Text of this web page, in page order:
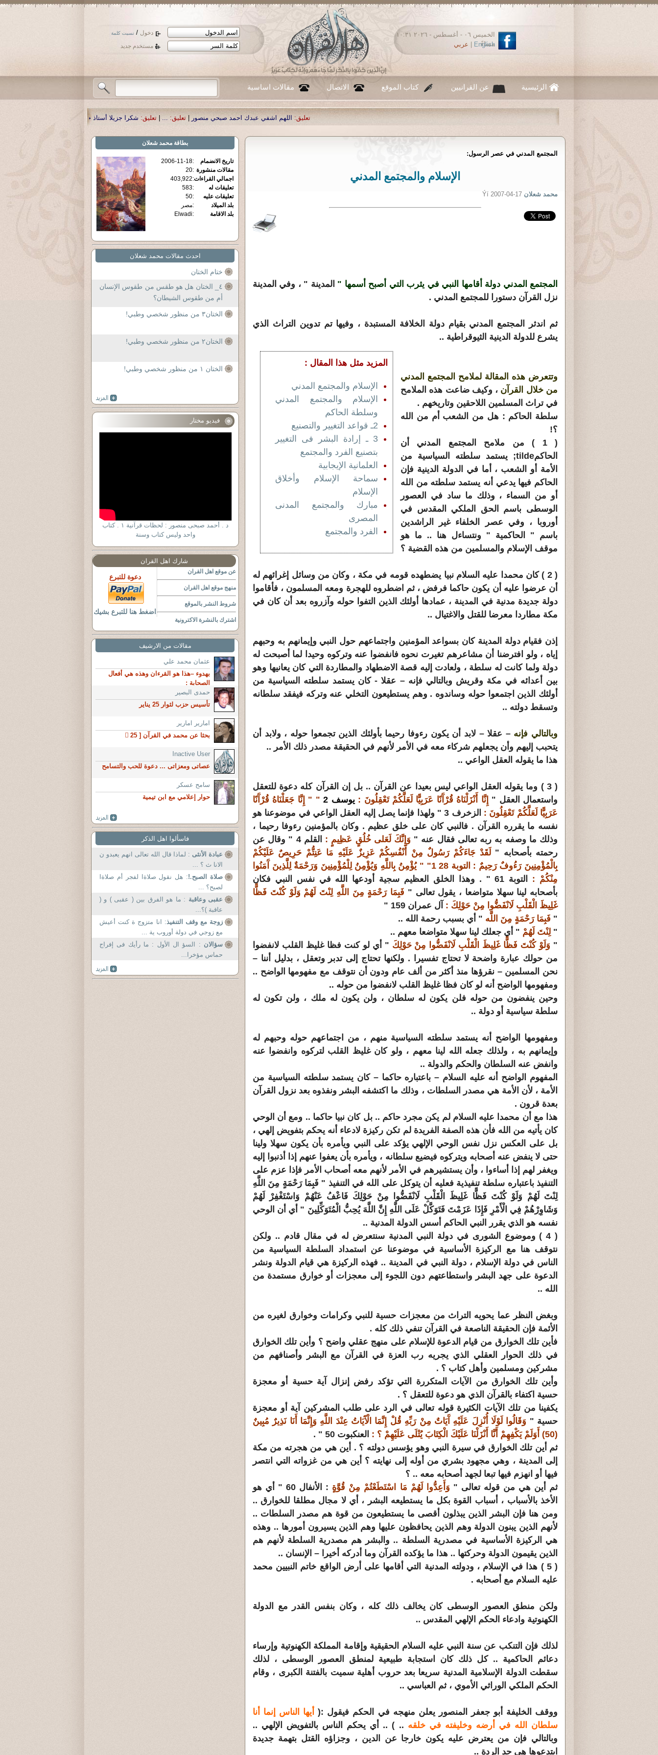
دخول / نسيت كلمة
مستخدم جديد
الخميس ٠٦ - أغسطس - ٢٠٢٦ ١٠:٣١
مساءً
English عربي
الرئيسية عن القرانيين كتاب الموقع الاتصال مقالات اساسية
اللهم اشفي عبدك احمد صبحي منصور|تعليق: ... تعليق: شكرا جزيلا أستاذ حمد الحمد .أكرمكم الله .|تعليق:
المجتمع المدني في عصر الرسول:
الإسلام والمجتمع المدني
محمد شعلان Ýí 2007-04-17
المجتمع المدني دولة أقامها النبي في يثرب التي أصبح أسمها " المدينة " ، وفي المدينة
نزل القرآن دستورا للمجتمع المدني .
ثم اندثر المجتمع المدني بقيام دولة الخلافة المستبدة ، وفيها تم تدوين التراث الذي
يشرع للدولة الدينية الثيوقراطية ..
المزيد مثل هذا المقال :
الإسلام والمجتمع المدني
الإسلام والمجتمع المدني
وسلطة الحاكم
2ـ قواعد التغيير والتصنيع
3 ـ إرادة البشر فى التغيير
بتصنيع الفرد والمجتمع
العلمانية الإيجابية
سماحة الإسلام وأخلاق
الإسلام
مبارك والمجتمع المدنى
المصرى
الفرد والمجتمع
وتتعرض هذه المقالة لملامح المجتمع المدني
من خلال القرآن ، وكيف ضاعت هذه الملامح
في تراث المسلمين اللاحقين وتاريخهم .
سلطة الحاكم : هل من الشعب أم من الله
؟!
( 1 ) من ملامح المجتمع المدني أن
الحاكمtilde; يستمد سلطته السياسية من
الأمة أو الشعب ، أما في الدولة الدينية فإن
الحاكم فيها يدعي أنه يستمد سلطته من الله
أو من السماء ، وذلك ما ساد في العصور
الوسطى باسم الحق الملكي المقدس في
أوروبا ، وفي عصر الخلفاء غير الراشدين
باسم " الحاكمية " ونتساءل هنا .. ما هو
موقف الإسلام والمسلمين من هذه القضية ؟
( 2 ) كان محمدا عليه السلام نبيا يضطهده قومه في مكة ، وكان من وسائل إغرائهم له
أن عرضوا عليه أن يكون حاكما فرفض ، ثم اضطروه للهجرة ومعه المسلمون ، فأقاموا
دولة جديدة مدنية في المدينة ، عمادها أولئك الذين التفوا حوله وآزروه بعد أن كان في
مكة مطاردا معرضا للقتل والاغتيال ..
إذن فقيام دولة المدينة كان بسواعد المؤمنين واجتماعهم حول النبي وإيمانهم به وحبهم
إياه ، ولو افترضنا أن مشاعرهم تغيرت نحوه فانفضوا عنه وتركوه وحيدا لما أصبحت له
دولة ولما كانت له سلطة ، ولعادت إليه قصة الاضطهاد والمطاردة التي كان يعانيها وهو
بين أعدائه في مكة وقريش وبالتالي فإنه – عقلا - كان يستمد سلطته السياسية من
أولئك الذين اجتمعوا حوله وساندوه . وهم يستطيعون التخلي عنه وتركه فيفقد سلطانه
وتسقط دولته ..
وبالتالي فإنه – عقلا – لابد أن يكون رءوفا رحيما بأولئك الذين تجمعوا حوله ، ولابد أن
يتحبب إليهم وأن يجعلهم شركاء معه في الأمر لأنهم في الحقيقة مصدر ذلك الأمر ..
هذا ما يقوله العقل الواعي ..
( 3 ) وما يقوله العقل الواعي ليس بعيدا عن القرآن .. بل إن القرآن كله دعوة للتعقل
واستعمال العقل " إِنَّا أَنْزَلْنَاهُ قُرْآَنًا عَرَبِيًّا لَعَلَّكُمْ تَعْقِلُونَ :يوسف 2
" " إِنَّا جَعَلْنَاهُ قُرْآَنًا
عَرَبِيًّا لَعَلَّكُمْ تَعْقِلُونَ :
الزخرف 3 " ولهذا فإنما يصل إليه العقل الواعي في موضوعنا هو
نفسه ما يقرره القرآن . فالنبي كان على خلق عظيم . وكان بالمؤمنين رءوفا رحيما ،
وذلك ما وصفه به ربه تعالى فقال عنه " وَإِنَّكَ لَعَلى خُلُقٍ عَظِيمٍ :
القلم 4 " وقال عن
رحمته بأصحابه " لَقَدْ جَاءَكُمْ رَسُولٌ مِنْ أَنْفُسِكُمْ عَزِيزٌ عَلَيْهِ مَا عَنِتُّمْ حَرِيصٌ عَلَيْكُمْ
بِالْمُؤْمِنِينَ رَءُوفٌ رَحِيمٌ : التوبة 28 1" " يُؤْمِنُ بِاللَّهِ وَيُؤْمِنُ لِلْمُؤْمِنِينَ وَرَحْمَةٌ لِلَّذِينَ آَمَنُوا
مِنْكُمْ :
التوبة 61 " . وهذا الخلق العظيم سجية أودعها الله في نفس النبي فكان
بأصحابه لينا سهلا متواضعا ، يقول تعالى " فَبِمَا رَحْمَةٍ مِنَ اللَّهِ لِنْتَ لَهُمْ وَلَوْ كُنْتَ فَظًّا
غَلِيظَ الْقَلْبِ لَانْفَضُّوا مِنْ حَوْلِكَ : آل عمران 159 "
" فَبِمَا رَحْمَةٍ مِنَ اللَّه " أي بسبب رحمة الله ..
" لِنْتَ لَهُمْ " أي جعلك لينا سهلا متواضعا معهم ..
" وَلَوْ كُنْتَ فَظًّا غَلِيظَ الْقَلْبِ لَانْفَضُّوا مِنْ حَوْلِكَ " أي لو كنت فظا غليظ القلب لانفضوا
من حولك عبارة واضحة لا تحتاج تفسيرا . ولكنها تحتاج إلى تدبر وتعقل ، بدليل أننا –
نحن المسلمين – نقرؤها منذ أكثر من ألف عام ودون أن نتوقف مع مفهومها الواضح ..
ومفهومها الواضح أنه لو كان فظا غليظ القلب لانفضوا من حوله ..
وحين ينفضون من حوله فلن يكون له سلطان ، ولن يكون له ملك ، ولن تكون له
سلطة سياسية أو دولة ..
ومفهومها الواضح أنه يستمد سلطته السياسية منهم ، من اجتماعهم حوله وحبهم له
وإيمانهم به ، ولذلك جعله الله لينا معهم ، ولو كان غليظ القلب لتركوه وانفضوا عنه
وانفض عنه السلطان والحكم والدولة ..
المفهوم الواضح أنه عليه السلام – باعتباره حاكما – كان يستمد سلطته السياسية من
الأمة ، لأن الأمة هي مصدر السلطات ، وذلك ما اكتشفه البشر ونفذوه بعد نزول القرآن
بعدة قرون .
هذا مع أن محمدا عليه السلام لم يكن مجرد حاكم .. بل كان نبيا حاكما .. ومع أن الوحي
كان يأتيه من الله فأن هذه الصفة الفريدة لم تكن ركيزة لادعاء أنه يحكم بتفويض إلهي ،
بل على العكس نزل نفس الوحي الإلهي يؤكد على النبي ويأمره بأن يكون سهلا ولينا
حتى لا ينفض عنه أصحابه ويتركوه فيضيع سلطانه ، ويأمره بأن يعفوا عنهم إذا أذنبوا إليه
ويغفر لهم إذا أساءوا ، وأن يستشيرهم في الأمر لأنهم معه أصحاب الأمر فإذا عزم على
التنفيذ باعتباره سلطة تنفيذية فعليه أن يتوكل على الله في التنفيذ " فَبِمَا رَحْمَةٍ مِنَ اللَّهِ
لِنْتَ لَهُمْ وَلَوْ كُنْتَ فَظًّا غَلِيظَ الْقَلْبِ لَانْفَضُّوا مِنْ حَوْلِكَ فَاعْفُ عَنْهُمْ وَاسْتَغْفِرْ لَهُمْ
وَشَاوِرْهُمْ فِي الْأَمْرِ فَإِذَا عَزَمْتَ فَتَوَكَّلْ عَلَى اللَّهِ إِنَّ اللَّهَ يُحِبُّ الْمُتَوَكِّلِينَ " أي أن الوحي
نفسه هو الذي يقرر النبي الحاكم أسس الدولة المدنية ..
( 4 ) وموضوع الشورى في دولة النبي المدنية سنتعرض له في مقال قادم .. ولكن
نتوقف هنا مع الركيزة الأساسية في موضوعنا عن استمداد السلطة السياسية من
الناس في دولة الإسلام ، دولة النبي في المدينة .. فهذه الركيزة هي قيام الدولة ونشر
الدعوة على جهد البشر واستطاعتهم دون اللجوء إلى معجزات أو خوارق مستمدة من
الله ..
وبغض النظر عما يحويه التراث من معجزات حسية للنبي وكرامات وخوارق لغيره من
الأئمة فإن الحقيقة الناصعة في القرآن تنفي ذلك كله .
فأين تلك الخوارق من قيام الدعوة للإسلام على منهج عقلي واضح ؟ وأين تلك الخوارق
في ذلك الحوار العقلي الذي يجريه رب العزة في القرآن مع البشر وأصنافهم من
مشركين ومسلمين وأهل كتاب ؟ .
وأين تلك الخوارق من الآيات المتكررة التي تؤكد رفض إنزال آية حسية أو معجزة
حسية اكتفاء بالقرآن الذي هو دعوة للتعقل ؟ .
يكفينا من تلك الآيات الكثيرة قوله تعالى في الرد على طلب المشركين آية أو معجزة
حسية " وَقَالُوا لَوْلَا أُنْزِلَ عَلَيْهِ آَيَاتٌ مِنْ رَبِّهِ قُلْ إِنَّمَا الْآَيَاتُ عِنْدَ اللَّهِ وَإِنَّمَا أَنَا نَذِيرٌ مُبِينٌ
(50) أَوَلَمْ يَكْفِهِمْ أَنَّا أَنْزَلْنَا عَلَيْكَ الْكِتَابَ يُتْلَى عَلَيْهِمْ ؟ :
العنكبوت 50 " .
ثم أين تلك الخوارق في سيرة النبي وهو يؤسس دولته ؟ . أين هي من هجرته من مكة
إلى المدينة ، وهي مجهود بشري من أوله إلى نهايته ؟ أين هي من غزواته التي انتصر
فيها أو انهزم فيها تبعا لجهد أصحابه معه .. ؟
ثم أين هي من قوله تعالى " وَأَعِدُّوا لَهُمْ مَا اسْتَطَعْتُمْ مِنْ قُوَّةٍ
: الأنفال 60 " أي هو
الأخذ بالأسباب ، أسباب القوة بكل ما يستطيعه البشر ، أي لا مجال مطلقا للخوارق ..
ومن هنا فإن البشر الذين يبذلون أقصى ما يستطيعون من قوة هم مصدر السلطات ..
لأنهم الذين يبنون الدولة وهم الذين يحافظون عليها وهم الذين يسيرون أمورها .. وهذه
هي الركيزة الأساسية في مصدرية السلطة .. والبشر هم مصدرية السلطة لأنهم هم
الذين يقيمون الدولة وحركتها .. هذا ما يؤكده القرآن وما أدركه أخيرا – الإنسان ..
( 5 ) هذا في الإسلام ، ودولته المدنية التي أقامها على أرض الواقع خاتم النبيين محمد
عليه السلام مع أصحابه .
ولكن منطق العصور الوسطى كان يخالف ذلك كله ، وكان بنفس القدر مع الدولة
الكهنوتية وادعاء الحكم الإلهي المقدس ..
لذلك فإن التنكب عن سنة النبي عليه السلام الحقيقية وإقامة المملكة الكهنوتية وإرساء
دعائم الحاكمية .. كل ذلك كان استجابة طبيعية لمنطق العصور الوسطى ، لذلك
سقطت الدولة الإسلامية المدنية سريعا بعد حروب أهلية سميت بالفتنة الكبرى ، وقام
الحكم الملكي الوراثي الأموي ، ثم العباسي ..
ووقف الخليفة أبو جعفر المنصور يعلن منهجه في الحكم فيقول :(أيها الناس إنما أنا
سلطان الله في أرضه وخليفته في خلقه .. ) .. أي يحكم الناس بالتفويض الإلهي ..
وبالتالي فإن من يعترض عليه يكون خارجا عن الدين ، وجزاؤه القتل بتهمة جديدة
ابتدعوها هي حد الردة ..
بطاقة محمد شعلان
تاريخ الانضمام :
2006-11-18
مقالات منشورة :
20
اجمالي القراءات:
403,922
تعليقات له
:
583
تعليقات عليه
:
50
بلد الميلاد
:مصر
بلد الاقامة
:
Elwadi
احدث مقالات محمد شعلان
ختام الختان
٤_ الختان هل هو طقس من طقوس الإنسان
أم من طقوس الشيطان؟
الختان٣ من منظور شخصي وطبي!
الختان٢ من منظور شخصي وطبي!
الختان ١ من منظور شخصي وطبي!
فيديو مختار
د . أحمد صبحى منصور : لحظات قرآنية ١ . كتاب
واحد وليس كتاب وسنة
شارك اهل القران
عن موقع اهل القران
منهج موقع اهل القران
شروط النشر بالموقع
اشترك بالنشرة الاكترونية
دعوة للتبرع
اضغط هنا للتبرع بشيك
مقالات من الارشيف
عثمان محمد علي
بهدوء –هذا هو القرءان وهذه هي أفعال
الصحابة :
حمدى البصير
تأسيس حزب لثوار 25 يناير
امارير امارير
بحثا عن محمد في القرآن [ 25 ٍ
Inactive User
عصاتى ومعزاتى ... دعوة للحب والتسامح
سامح عسكر
حوار إعلامي مع ابن تيمية
فاسألوا اهل الذكر
عبادة الأنثى : لماذا قال الله تعالى انهم يعبدو ن
الانا ث ؟ ...
صلاة الصبح.!: هل نقول صلاةا لفجر أم صلاةا
لصبح؟ ...
عقبى وعاقبة : ما هو الفرق بين ( عقبى ) و (
عاقبة )؟...
زوجة مع وقف التنفيذ: انا متزوج ة كنت أعيش
مع زوجي في دولة أوروب ية ...
سؤالان : السؤ ال الأول : ما رأيك فى إفراج
حماس مؤخرا...